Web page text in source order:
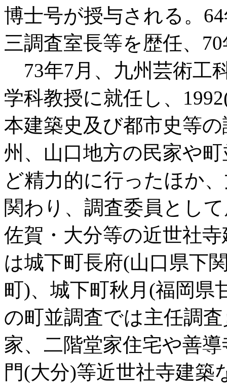
博士号が授与される。
三調査室長等を歴任、
73年7月、九州芸術工
学科教授に就任し、
本建築史及び都市史等
州、山口地方の民家や
ど精力的に行ったほか
関わり、調査委員とし
佐賀・大分等の近世社
は城下町長府(山口県下
町)、城下町秋月(福岡県
の町並調査では主任調
家、二階堂家住宅や善
門(大分)等近世社寺建築